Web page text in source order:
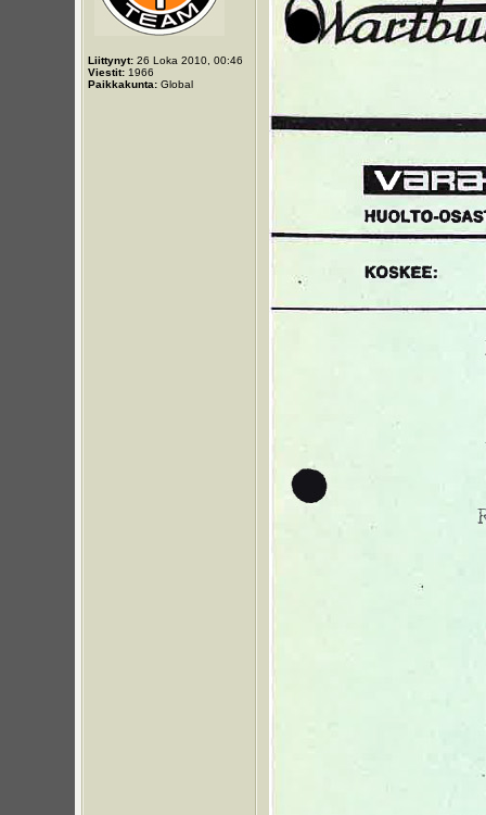
Liittynyt:26 Loka 2010, 00:46
Viestit:1966
Paikkakunta:Global